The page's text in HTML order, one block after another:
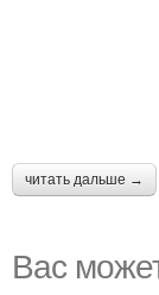
читать дальше →
Вас